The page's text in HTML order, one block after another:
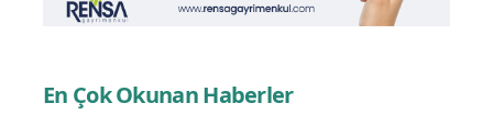
En Çok Okunan Haberler